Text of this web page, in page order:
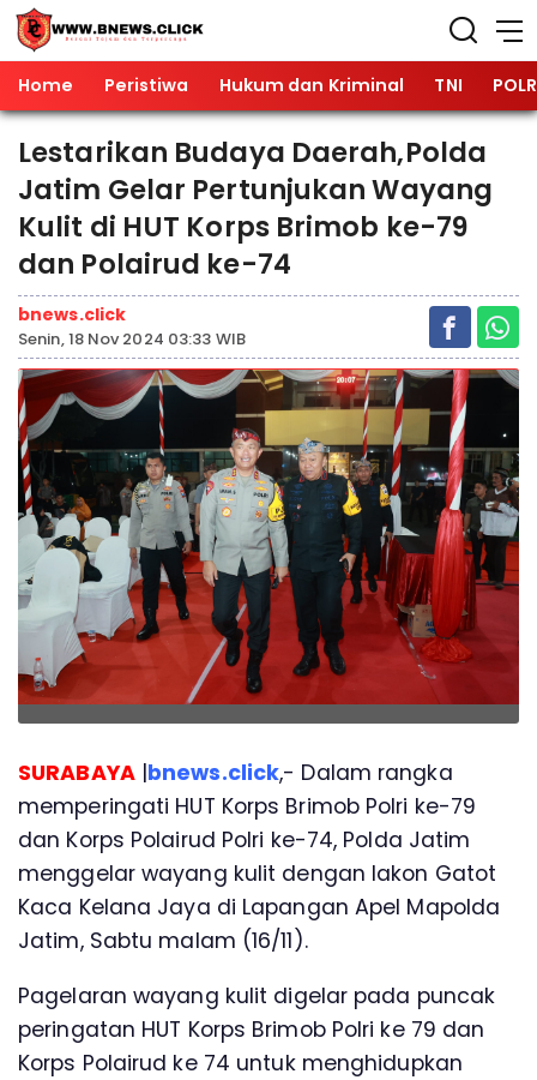
Home Peristiwa Hukum dan Kriminal TNI
Lestarikan Budaya Daerah,Polda
Jatim Gelar Pertunjukan Wayang
Kulit di HUT Korps Brimob ke-79
dan Polairud ke-74
bnews.click
Senin, 18 Nov 2024 03:33 WIB
SURABAYA|bnews.click,- Dalam rangka
memperingati HUT Korps Brimob Polri ke-79
dan Korps Polairud Polri ke-74, Polda Jatim
menggelar wayang kulit dengan lakon Gatot
Kaca Kelana Jaya di Lapangan Apel Mapolda
Jatim, Sabtu malam (16/11).
Pagelaran wayang kulit digelar pada puncak
peringatan HUT Korps Brimob Polri ke 79 dan
Korps Polairud ke 74 untuk menghidupkan